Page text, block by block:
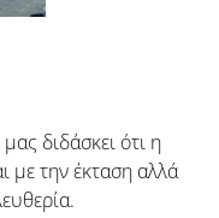
διδάσκει ότι η
με την έκταση αλλά